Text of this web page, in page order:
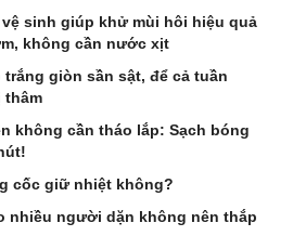
sinh giúp khử mùi hôi hiệu quả
không cần nước xịt
giòn sần sật, để cả tuần
thâm
không cần tháo lắp: Sạch bóng
cốc giữ nhiệt không?
nhiều người dặn không nên thắp